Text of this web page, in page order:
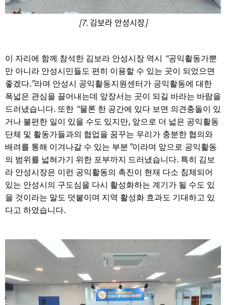
[7. 김보라 안성시장]
이 자리에 함께 참석한 김보라 안성시장 역시 “공익활동가뿐
만 아니라 안성시민들도 편히 이용할 수 있는 곳이 되었으면
좋겠다.”라며 안성시 공익활동지원센터가 공익활동에 대한
폭넓은 관심을 끌어내는데 앞장서는 곳이 되길 바라는 바람을
드러냈습니다. 또한 “물론 한 공간에 있다 보면 의견충돌이 있
거나 불편한 일이 있을 수도 있지만, 앞으로 더 넓은 공익활동
단체 및 활동가들과의 협업을 꿈꾸는 우리가 충분한 협의와
배려를 통해 이겨나갈 수 있는 부분 ”이라며 앞으로 공익활동
의 범위를 넓혀가기 위한 포부까지 드러냈습니다. 특히 김보
라 안성시장은 이런 공익활동의 촉진이 현재 다소 침체되어
있는 안성시의 구도심을 다시 활성화하는 계기가 될 수도 있
을 것이라는 말도 덧붙이며 지역 활성화 효과도 기대하고 있
다고 하였습니다.